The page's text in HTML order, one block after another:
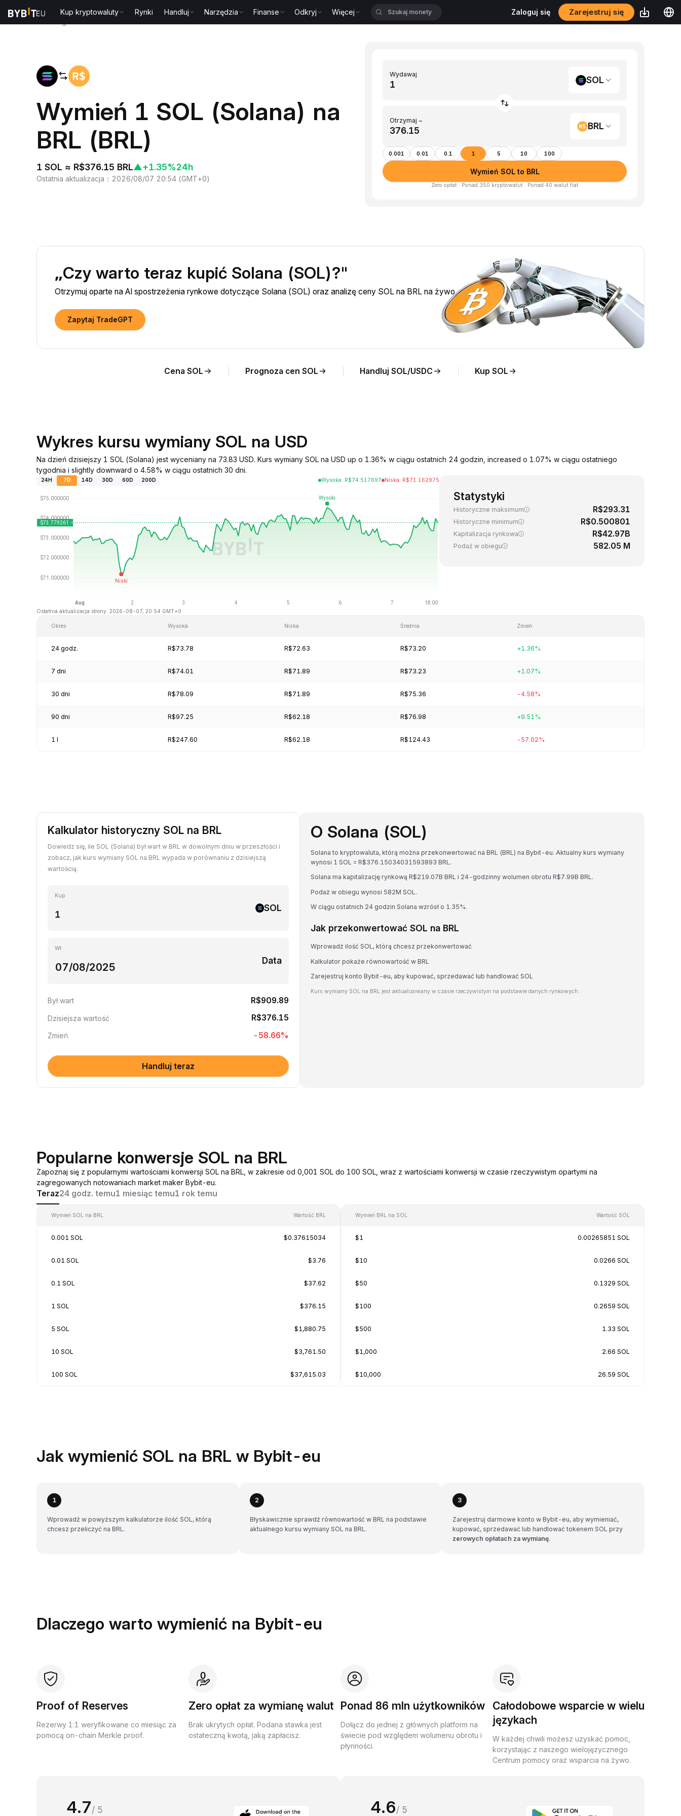
Kup kryptowaluty Rynki Handluj Narzędzia Finanse Odkryj Więcej Zaloguj się Zarejestruj się
Wymień 1 SOL (Solana) na
BRL (BRL)
1 SOL ≈ R$376.15 BRL▲+1.35%24h
Ostatnia aktualizacja ： 2026/08/07 20:54 (GMT+0)
Wydawaj
SOL
Otrzymaj ~
BRL
0.001 0.01 0.1 1 5 10 100
Wymień SOL to BRL
Zero opłat · Ponad 350 kryptowalut · Ponad 40 walut fiat
„Czy warto teraz kupić Solana (SOL)?"
Otrzymuj oparte na AI spostrzeżenia rynkowe dotyczące Solana (SOL) oraz analizę ceny SOL na BRL na żywo.
Zapytaj TradeGPT
Cena SOL Prognoza cen SOL Handluj SOL/USDC Kup SOL
Wykres kursu wymiany SOL na USD
Na dzień dzisiejszy 1 SOL (Solana) jest wyceniany na 73.83 USD. Kurs wymiany SOL na USD up o 1.36% w ciągu ostatnich 24 godzin, increased o 1.07% w ciągu ostatniego
tygodnia i slightly downward o 4.58% w ciągu ostatnich 30 dni.
24H 7D 14D 30D 60D 200D Wysoka: R$74.517697 Niska: R$71.162975
Ostatnia aktualizacja strony: 2026-08-07, 20:54 GMT+0
Statystyki
Historyczne maksimum R$293.31
Historyczne minimum R$0.500801
Kapitalizacja rynkowa R$42.97B
Podaż w obiegu 582.05 M
Okres Wysoka Niska Średnia Zmień
24 godz. R$73.78 R$72.63 R$73.20 +1.36%
7 dni R$74.01 R$71.89 R$73.23 +1.07%
30 dni R$78.09 R$71.89 R$75.36 -4.58%
90 dni R$97.25 R$62.18 R$76.98 +9.51%
1 l R$247.60 R$62.18 R$124.43 -57.02%
Kalkulator historyczny SOL na BRL
Dowiedz się, ile SOL (Solana) był wart w BRL w dowolnym dniu w przeszłości i
zobacz, jak kurs wymiany SOL na BRL wypada w porównaniu z dzisiejszą
wartością.
Kup
SOL
Wł.
Data
Był wart R$909.89
Dzisiejsza wartość R$376.15
Zmień -58.66%
Handluj teraz
O Solana (SOL)
Solana to kryptowaluta, którą można przekonwertować na BRL (BRL) na Bybit-eu. Aktualny kurs wymiany
wynosi 1 SOL = R$376.15034031593893 BRL.
Solana ma kapitalizację rynkową R$219.07B BRL i 24-godzinny wolumen obrotu R$7.99B BRL.
Podaż w obiegu wynosi 582M SOL.
W ciągu ostatnich 24 godzin Solana wzrósł o 1.35%.
Jak przekonwertować SOL na BRL
Wprowadź ilość SOL, którą chcesz przekonwertować
Kalkulator pokaże równowartość w BRL
Zarejestruj konto Bybit-eu, aby kupować, sprzedawać lub handlować SOL
Kurs wymiany SOL na BRL jest aktualizowany w czasie rzeczywistym na podstawie danych rynkowych.
Popularne konwersje SOL na BRL
Zapoznaj się z popularnymi wartościami konwersji SOL na BRL, w zakresie od 0,001 SOL do 100 SOL, wraz z wartościami konwersji w czasie rzeczywistym opartymi na
zagregowanych notowaniach market maker Bybit-eu.
Teraz24 godz. temu1 miesiąc temu1 rok temu
Wymień SOL na BRL Wartość BRL
0.001 SOL $0.37615034
0.01 SOL $3.76
0.1 SOL $37.62
1 SOL $376.15
5 SOL $1,880.75
10 SOL $3,761.50
100 SOL $37,615.03
Wymień BRL na SOL Wartość SOL
$1 0.00265851 SOL
$10 0.0266 SOL
$50 0.1329 SOL
$100 0.2659 SOL
$500 1.33 SOL
$1,000 2.66 SOL
$10,000 26.59 SOL
Jak wymienić SOL na BRL w Bybit-eu
1
Wprowadź w powyższym kalkulatorze ilość SOL, którą
chcesz przeliczyć na BRL.
2
Błyskawicznie sprawdź równowartość w BRL na podstawie
aktualnego kursu wymiany SOL na BRL.
3
Zarejestruj darmowe konto w Bybit-eu, aby wymieniać,
kupować, sprzedawać lub handlować tokenem SOL przy
zerowych opłatach za wymianę.
Dlaczego warto wymienić na Bybit-eu
Proof of Reserves
Rezerwy 1:1 weryfikowane co miesiąc za
pomocą on-chain Merkle proof.
Zero opłat za wymianę walut
Brak ukrytych opłat. Podana stawka jest
ostateczną kwotą, jaką zapłacisz.
Ponad 86 mln użytkowników
Dołącz do jednej z głównych platform na
świecie pod względem wolumenu obrotu i
płynności.
Całodobowe wsparcie w wielu
językach
W każdej chwili możesz uzyskać pomoc,
korzystając z naszego wielojęzycznego
Centrum pomocy oraz wsparcia na żywo.
4.7/ 5 4.6/ 5